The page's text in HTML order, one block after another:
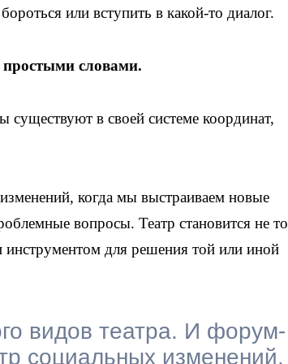
или вступить в какой-то диалог.
словами.
в своей системе координат,
когда мы выстраиваем новые
вопросы. Театр становится не
инструментом для решения той или иной
видов театра. И форум-
социальных изменений.